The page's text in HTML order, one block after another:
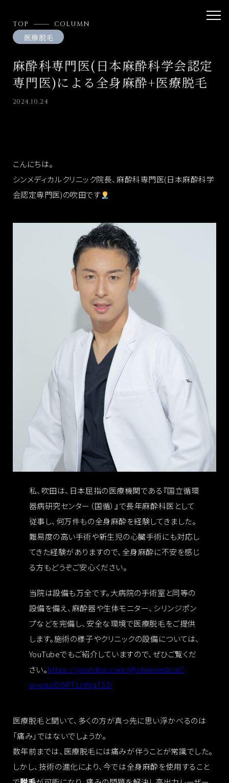
TOP COLUMN
医療脱毛
麻酔科専門医(日本麻酔科学会認定
専門医)による全身麻酔+医療脱毛
2024.10.24
こんにちは。
シンメディカルクリニック院長、麻酔科専門医(日本麻酔科学
会認定専門医)の吹田です
私、吹田は、日本屈指の医療機関である『国立循環
器病研究センター（国循）』で長年麻酔科医として
従事し、何万件もの全身麻酔を経験してきました。
難易度の高い手術や新生児の心臓手術にも対応し
てきた経験がありますので、全身麻酔に不安を感じ
る方もどうぞご安心ください。
当院は設備も万全です。大病院の手術室と同等の
設備を備え、麻酔器や生体モニター、シリンジポン
プなどを完備し、安全な環境で医療脱毛をご提供
します。施術の様子やクリニックの設備については、
YouTubeでもご紹介していますので、ぜひご覧くだ
さい。https://youtube.com/@shinmedical?
si=otuYD9PTLtWjqT5D
医療脱毛と聞いて、多くの方が真っ先に思い浮かべるのは
「痛み」ではないでしょうか。
数年前までは、医療脱毛には痛みが伴うことが常識でした。
しかし、技術の進化により、今では全身麻酔を使用すること